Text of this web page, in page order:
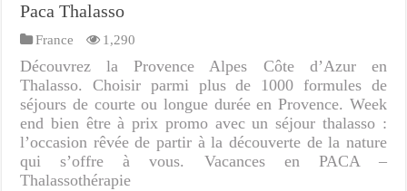
Paca Thalasso
France 1,290
Découvrez la Provence Alpes Côte d’Azur en
Thalasso. Choisir parmi plus de 1000 formules de
séjours de courte ou longue durée en Provence. Week
end bien être à prix promo avec un séjour thalasso :
l’occasion rêvée de partir à la découverte de la nature
qui s’offre à vous. Vacances en PACA –
Thalassothérapie